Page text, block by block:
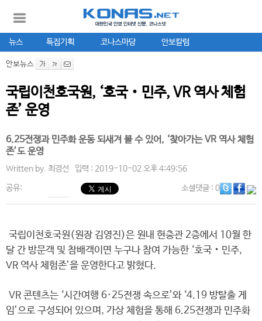
뉴스 특집기획 코나스마당 안보칼럼
안보뉴스
국립이천호국원, ‘호국‧민주, VR 역사 체험
존’ 운영
6.25전쟁과 민주화 운동 되새겨 볼 수 있어, ‘찾아가는 VR 역사 체험
존’도 운영
Written by. 최경선 입력 : 2019-10-02 오후 4:49:56
공유: 소셜댓글: 0
국립이천호국원(원장 김영진)은 원내 현충관 2층에서 10월 한
달 간 방문객 및 참배객이면 누구나 참여 가능한 ‘호국‧민주,
VR 역사 체험존’을 운영한다고 밝혔다.
VR 콘텐츠는 ‘시간여행 6·25전쟁 속으로’와 ‘4.19 방탈출 게
임’으로 구성되어 있으며, 가상 체험을 통해 6.25전쟁과 민주화